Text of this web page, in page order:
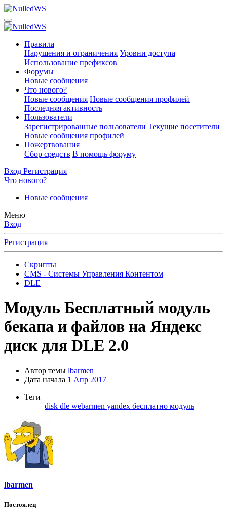
Правила
Нарушения и ограничения Уровни доступа
Использование префиксов
Форумы
Новые сообщения
Что нового?
Новые сообщения Новые сообщения профилей
Последняя активность
Пользователи
Зарегистрированные пользователи Текущие посетители
Новые сообщения профилей
Пожертвования
Сбор средств В помощь форуму
Вход Регистрация
Что нового?
Новые сообщения
Меню
Вход
Регистрация
Скрипты
CMS - Системы Управления Контентом
DLE
Модуль Бесплатный модуль
бекапа и файлов на Яндекс
диск для DLE 2.0
Автор темы lbarmen
Дата начала 1 Апр 2017
Теги
disk dle webarmen yandex бесплатно модуль
lbarmen
Постоялец